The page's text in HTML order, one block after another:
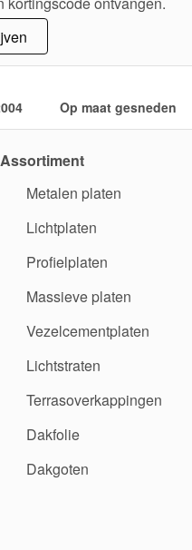
Op maat gesneden
Assortiment
Metalen platen
Lichtplaten
Profielplaten
Massieve platen
Vezelcementplaten
Lichtstraten
Terrasoverkappingen
Dakfolie
Dakgoten